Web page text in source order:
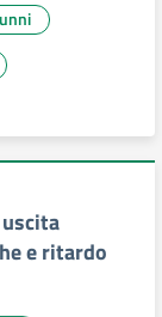
e ritardo